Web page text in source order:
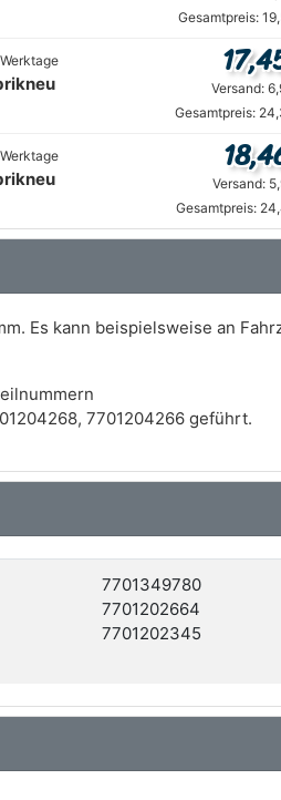
Gesamtpreis:
Versand:
Gesamtpreis:
Versand:
Gesamtpreis:
Es kann beispielsweise an
7701204266 geführt.
7701349780
7701202664
7701202345